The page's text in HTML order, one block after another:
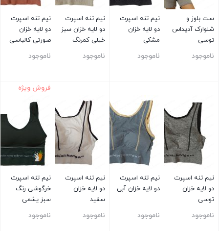
ست بلوز و
شلوارک آدیداس
توسی
ناموجود
نیم تنه اسپرت
دو لایه خزان
مشکی
ناموجود
نیم تنه اسپرت
دو لایه خزان سبز
خیلی کمرنگ
ناموجود
نیم تنه اسپرت
دو لایه خزان
صورتی کالباسی
ناموجود
بستن
نیم تنه اسپرت
دو لایه خزان
توسی
ناموجود
نیم تنه اسپرت
دو لایه خزان آبی
ناموجود
نیم تنه اسپرت
دو لایه خزان
سفید
ناموجود
فروش ویژه
نیم تنه اسپرت
خرگوشی رنگ
سبز یشمی
ناموجود